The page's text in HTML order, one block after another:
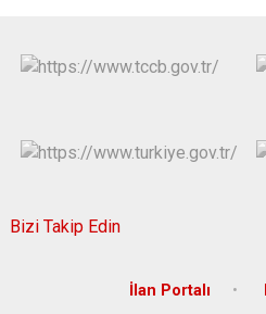
Bizi Takip Edin
İlan Portalı